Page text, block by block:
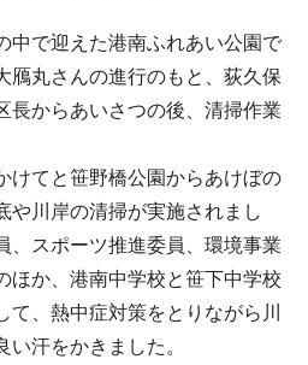
で迎えた港南ふれあい公園で
鴈丸さんの進行のもと、荻久保
長からあいさつの後、清掃作業
けてと笹野橋公園からあけぼの
や川岸の清掃が実施されまし
、スポーツ推進委員、環境事業
ほか、港南中学校と笹下中学校
、熱中症対策をとりながら川
い汗をかきました。